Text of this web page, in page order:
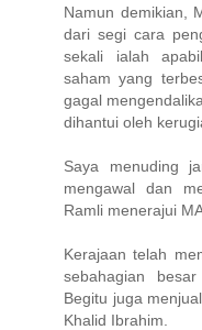
Namun demikian,
dari segi cara
sekali ialah
saham yang
gagal
dihantui oleh
Saya menuding
mengawal dan
Ramli menerajui
Kerajaan telah
sebahagian
Begitu juga
Khalid Ibrahim.